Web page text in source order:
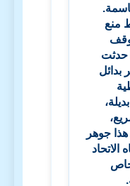
منع
حدثت
بدائل
جوهر
الاتحاد